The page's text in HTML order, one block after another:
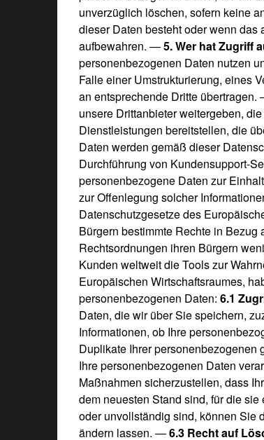
unverzüglich löschen, sofern keine
dieser Daten besteht oder wenn
aufbewahren. —5. Wer hat Zugriff
personenbezogenen Daten nutzen
Falle einer Umstrukturierung, eines
an entsprechende Dritte
unsere Drittanbieter weitergeben,
Dienstleistungen bereitstellen, die
Daten werden gemäß dieser
Durchführung von Kundensupport-
personenbezogene Daten zur
zur Offenlegung solcher
Datenschutzgesetze des
Bürgern bestimmte Rechte in
Rechtsordnungen ihren Bürgern
Kunden weltweit die Tools zur
Europäischen Wirtschaftsraumes,
personenbezogenen Daten:6.1
Daten, die wir über Sie speichern,
Informationen, ob Ihre
Duplikate Ihrer
Ihre personenbezogenen Daten
Maßnahmen sicherzustellen, dass
dem neuesten Stand sind, für die
oder unvollständig sind, können Sie
ändern lassen. —6.3 Recht auf